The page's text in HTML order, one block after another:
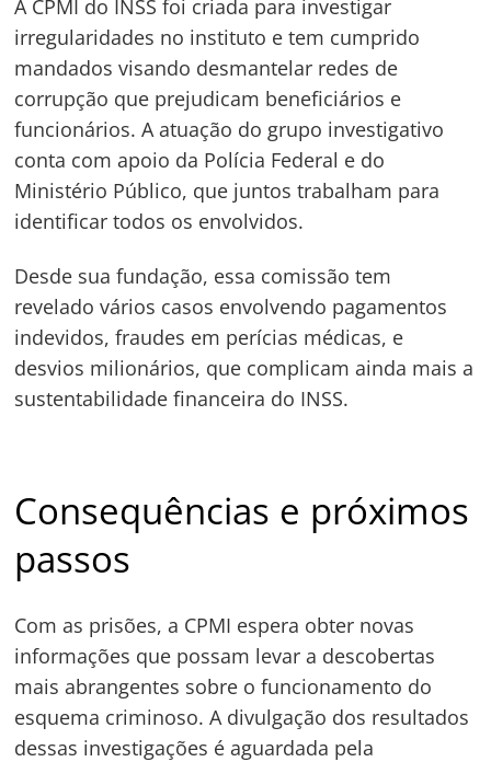
A CPMI do INSS foi criada para investigar
irregularidades no instituto e tem cumprido
mandados visando desmantelar redes de
corrupção que prejudicam beneficiários e
funcionários. A atuação do grupo investigativo
conta com apoio da Polícia Federal e do
Ministério Público, que juntos trabalham para
identificar todos os envolvidos.
Desde sua fundação, essa comissão tem
revelado vários casos envolvendo pagamentos
indevidos, fraudes em perícias médicas, e
desvios milionários, que complicam ainda mais a
sustentabilidade financeira do INSS.
Consequências e próximos
passos
Com as prisões, a CPMI espera obter novas
informações que possam levar a descobertas
mais abrangentes sobre o funcionamento do
esquema criminoso. A divulgação dos resultados
dessas investigações é aguardada pela
Navegação
Post